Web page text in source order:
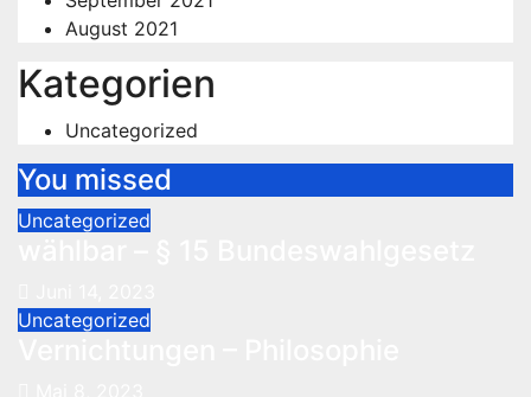
August 2021
Kategorien
Uncategorized
You missed
Uncategorized
Uncategorized